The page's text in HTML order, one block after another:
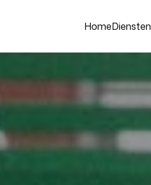
HomeDiensten
Achternaam*